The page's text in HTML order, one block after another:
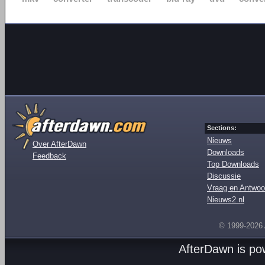
Over AfterDawn
Feedback
Sections:
Nieuws
Downloads
Top Downloads
Discussie
Vraag en
Nieuws2.nl
© 1999-2026
AfterDawn is